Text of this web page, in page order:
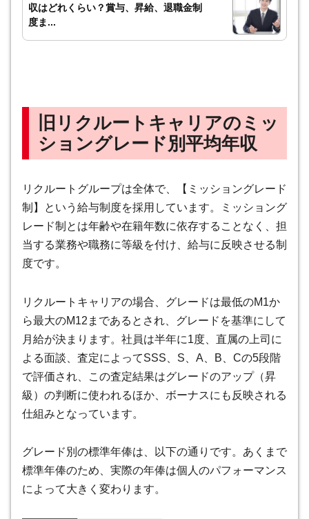
収はどれくらい？賞与、昇給、退職金制
度ま...
旧リクルートキャリアのミッ
ショングレード別平均年収
リクルートグループは全体で、【ミッショングレード
制】という給与制度を採用しています。
ミッショング
レード制とは年齢や在籍年数に依存することなく、担
当する業務や職務に等級を付け、給与に反映させる制
度です。
リクルートキャリアの場合、グレードは最低のM1か
ら最大のM12まであるとされ、グレードを基準にして
月給が決まります。社員は半年に1度、直属の上司に
よる面談、査定によってSSS、S、A、B、Cの5段階
で評価され、この査定結果はグレードのアップ（昇
級）の判断に使われるほか、ボーナスにも反映される
仕組みとなっています。
グレード別の標準年俸は、以下の通りです。あくまで
標準年俸のため、実際の年俸は個人のパフォーマンス
によって大きく変わります。